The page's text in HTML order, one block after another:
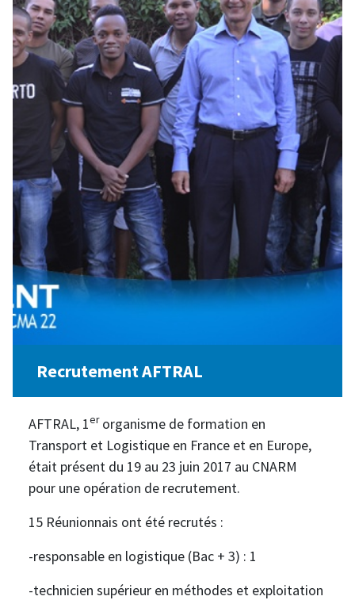
Recrutement AFTRAL
AFTRAL, 1erorganisme de formation en
Transport et Logistique en France et en Europe,
était présent du 19 au 23 juin 2017 au CNARM
pour une opération de recrutement.
15 Réunionnais ont été recrutés :
-responsable en logistique (Bac + 3) : 1
-technicien supérieur en méthodes et exploitation